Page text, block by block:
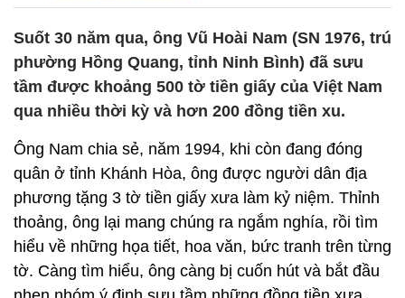
Suốt 30 năm qua, ông Vũ Hoài Nam (SN 1976, trú
phường Hồng Quang, tỉnh Ninh Bình) đã sưu
tầm được khoảng 500 tờ tiền giấy của Việt Nam
qua nhiều thời kỳ và hơn 200 đồng tiền xu.
Ông Nam chia sẻ, năm 1994, khi còn đang đóng
quân ở tỉnh Khánh Hòa, ông được người dân địa
phương tặng 3 tờ tiền giấy xưa làm kỷ niệm. Thỉnh
thoảng, ông lại mang chúng ra ngắm nghía, rồi tìm
hiểu về những họa tiết, hoa văn, bức tranh trên từng
tờ. Càng tìm hiểu, ông càng bị cuốn hút và bắt đầu